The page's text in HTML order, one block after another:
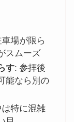
車場が限ら
スムーズ
す: 参拝後
能なら別の
特に混雑